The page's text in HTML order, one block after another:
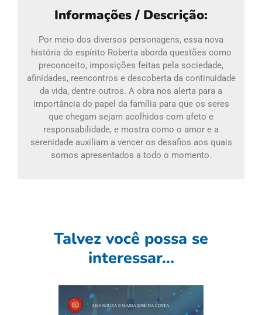
Informações / Descrição:
Por meio dos diversos personagens, essa nova
história do espírito Roberta aborda questões como
preconceito, imposições feitas pela sociedade,
afinidades, reencontros e descoberta da continuidade
da vida, dentre outros. A obra nos alerta para a
importância do papel da família para que os seres
que chegam sejam acolhidos com afeto e
responsabilidade, e mostra como o amor e a
serenidade auxiliam a vencer os desafios aos quais
somos apresentados a todo o momento.
Talvez você possa se
interessar...